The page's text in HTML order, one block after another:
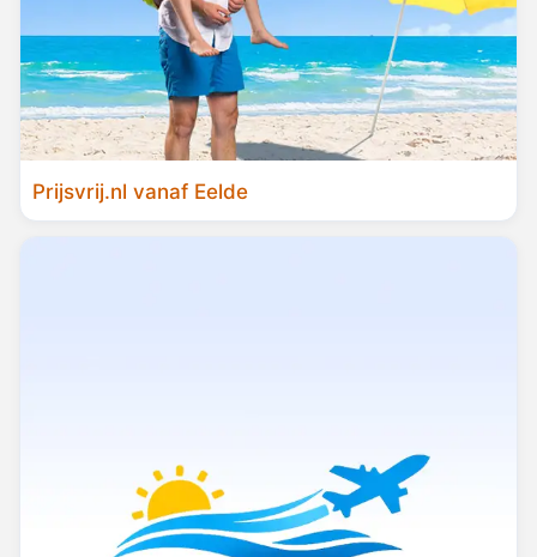
Prijsvrij.nl vanaf Eelde